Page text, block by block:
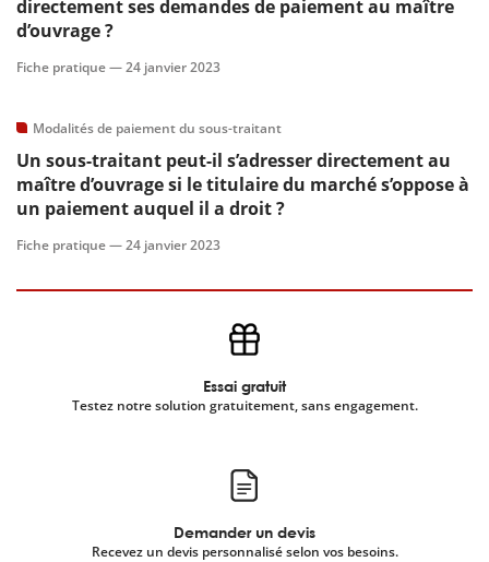
directement ses demandes de paiement au maître
d’ouvrage ?
Fiche pratique —24 janvier 2023
Modalités de paiement du sous-traitant
Un sous-traitant peut-il s’adresser directement au
maître d’ouvrage si le titulaire du marché s’oppose à
un paiement auquel il a droit ?
Fiche pratique —24 janvier 2023
Essai gratuit
Testez notre solution gratuitement, sans engagement.
Demander un devis
Recevez un devis personnalisé selon vos besoins.